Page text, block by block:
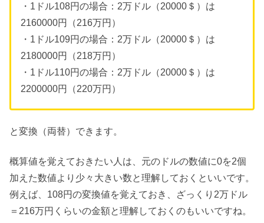
・1ドル108円の場合：2万ドル（20000＄）は
2160000円（216万円）
・1ドル109円の場合：2万ドル（20000＄）は
2180000円（218万円）
・1ドル110円の場合：2万ドル（20000＄）は
2200000円（220万円）
と変換（両替）できます。
概算値を覚えておきたい人は、元のドルの数値に0を2個
加えた数値より少々大きい数と理解しておくといいです。
例えば、108円の変換値を覚えておき、ざっくり2万ドル
＝216万円くらいの金額と理解しておくのもいいですね。